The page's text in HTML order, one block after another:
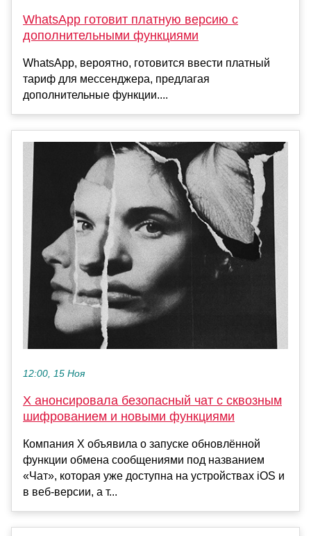
WhatsApp готовит платную версию с
дополнительными функциями
WhatsApp, вероятно, готовится ввести платный
тариф для мессенджера, предлагая
дополнительные функции....
12:00, 15 Ноя
X анонсировала безопасный чат с сквозным
шифрованием и новыми функциями
Компания X объявила о запуске обновлённой
функции обмена сообщениями под названием
«Чат», которая уже доступна на устройствах iOS и
в веб-версии, а т...